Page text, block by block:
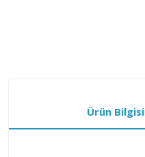
Ürün Bilgisi